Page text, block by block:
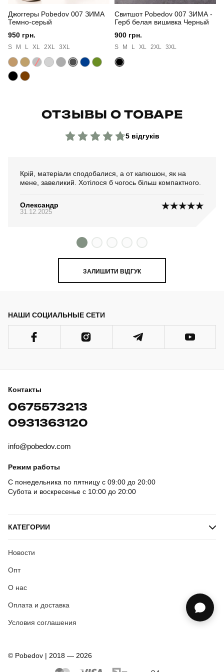
Джоггеры Pobedov 007 ЗИМА
Темно-серый
950 грн.
S M L XL 2XL 3XL
Свитшот Pobedov 007 ЗИМА -
Герб белая вишивка Черный
900 грн.
S M L XL 2XL 3XL
ОТЗЫВЫ О ТОВАРЕ
5 відгуків
Крій, матеріали сподобалися, а от капюшон, як на
мене, завеликий. Хотілося б чогось більш компактного.
Олександр
31.12.2025
ЗАЛИШИТИ ВІДГУК
НАШИ СОЦИАЛЬНЫЕ СЕТИ
Контакты
0675573213
0931363120
info@pobedov.com
Режим работы
С понедельника по пятницу с 09:00 до 20:00
Субота и воскресенье с 10:00 до 20:00
КАТЕГОРИИ
Новости
Опт
О нас
Оплата и доставка
Условия соглашения
© Pobedov | 2018 — 2026